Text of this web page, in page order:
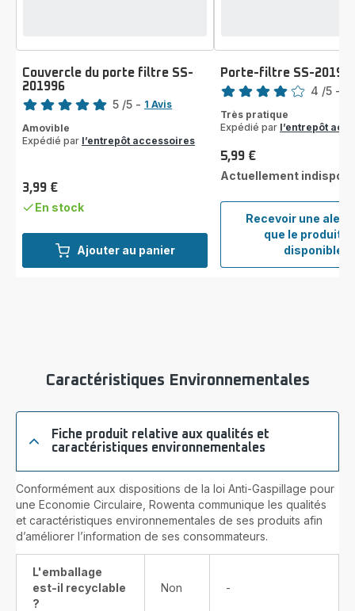
Ajouter au panier
Couvercle du porte filtre SS-
201996
Note
5
étoiles
5 /5 - 1 Avis
Amovible
Expédié par l’entrepôt accessoires
Prix
3,99 €
En stock
Recevoir une
que le produit
disponible
filtre
Porte-filtre SS-
Note
4
étoiles
(moyenne)
4 /5 -
Très pratique
Expédié par l’entrepôt
Prix
5,99 €
Actuellement
Caractéristiques Environnementales
Fiche produit relative aux qualités et
caractéristiques environnementales
Conformément aux dispositions de la loi Anti-Gaspillage pour
une Economie Circulaire, Rowenta communique les qualités
et caractéristiques environnementales de ses produits afin
d’améliorer l’information de ses consommateurs.
L'emballage
est-il recyclable
?
Non -